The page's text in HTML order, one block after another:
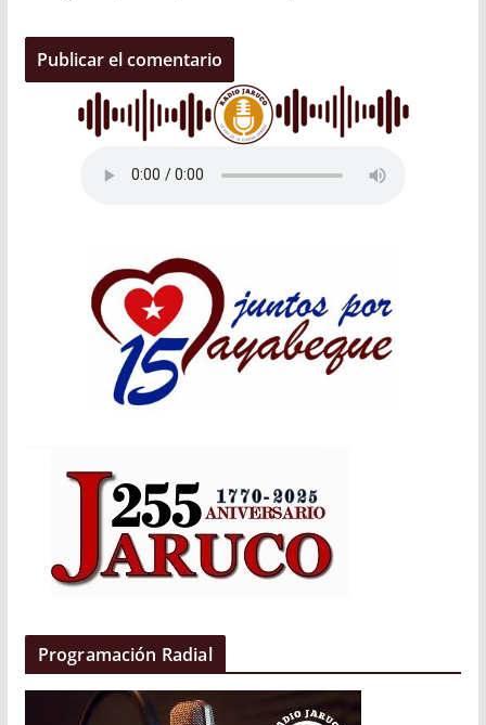
Programación Radial